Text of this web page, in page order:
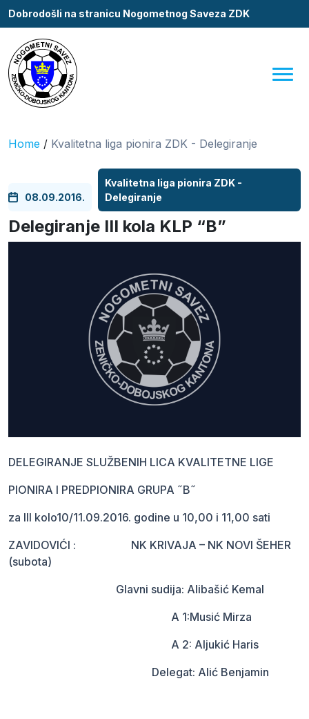
Dobrodošli na stranicu Nogometnog Saveza ZDK
Home / Kvalitetna liga pionira ZDK - Delegiranje
08.09.2016.
Kvalitetna liga pionira ZDK -
Delegiranje
Delegiranje III kola KLP “B”
DELEGIRANJE SLUŽBENIH LICA KVALITETNE LIGE
PIONIRA I PREDPIONIRA GRUPA ˝B˝
za III kolo10/11.09.2016. godine u 10,00 i 11,00 sati
ZAVIDOVIĆI : NK KRIVAJA – NK NOVI ŠEHER
(subota)
Glavni sudija: Alibašić Kemal
A 1:Musić Mirza
A 2: Aljukić Haris
Delegat: Alić Benjamin